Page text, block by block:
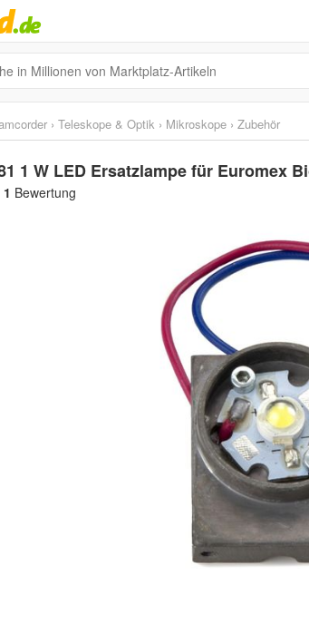
› Teleskope & Optik › Mikroskope › Zubehör
1 W LED Ersatzlampe für Euromex
1 Bewertung